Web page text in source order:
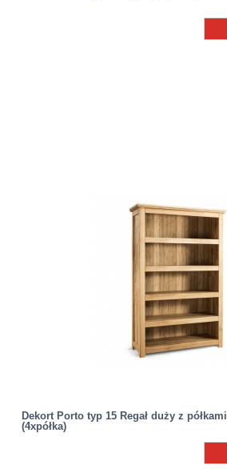
Dekort Porto typ 15 Regał duży z półkami
(4xpółka)